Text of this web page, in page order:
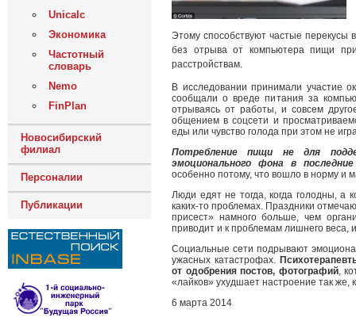
Unicalc
Экономика
Частотный
словарь
Nemo
FinPlan
Новосибирский
филиал
Персоналии
Публикации
Этому способствуют частые перекусы
без отрыва от компьютера пищи
расстройствам.
В исследовании принимали участие
сообщали о вреде питания за
отрываясь от работы, и совсем
общением в соцсети и
еды или чувство голода при этом не
Потребление пищи не для
эмоционального фона в
особенно потому, что вошло в норму и
Люди едят не тогда, когда голодны, а
каких-то проблемах. Праздники
присест» намного больше, чем
приводит и к проблемам лишнего веса,
Социальные сети подрывают
ужасных катастрофах.
от одобрения постов, фотографий,
«лайков» ухудшает настроение так же,
6 марта 2014